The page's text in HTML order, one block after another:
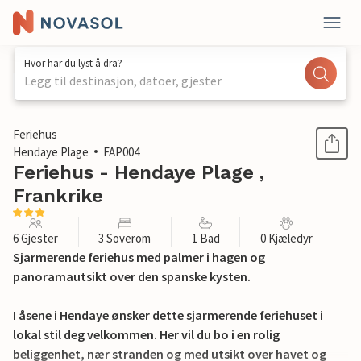
Hvor har du lyst å dra?
Legg til destinasjon, datoer, gjester
1 / 37
Feriehus
Hendaye Plage
FAP004
Feriehus - Hendaye Plage ,
Frankrike
6 Gjester 3 Soverom 1 Bad 0 Kjæledyr
Sjarmerende feriehus med palmer i hagen og
panoramautsikt over den spanske kysten.
I åsene i Hendaye ønsker dette sjarmerende feriehuset i
lokal stil deg velkommen. Her vil du bo i en rolig
beliggenhet, nær stranden og med utsikt over havet og